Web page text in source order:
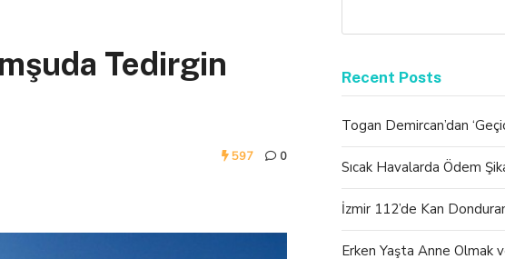
Tedirgin
597 0
Recent Posts
Togan Demircan’dan
Sıcak Havalarda Ödem
İzmir 112’de Kan
Erken Yaşta Anne Olmak